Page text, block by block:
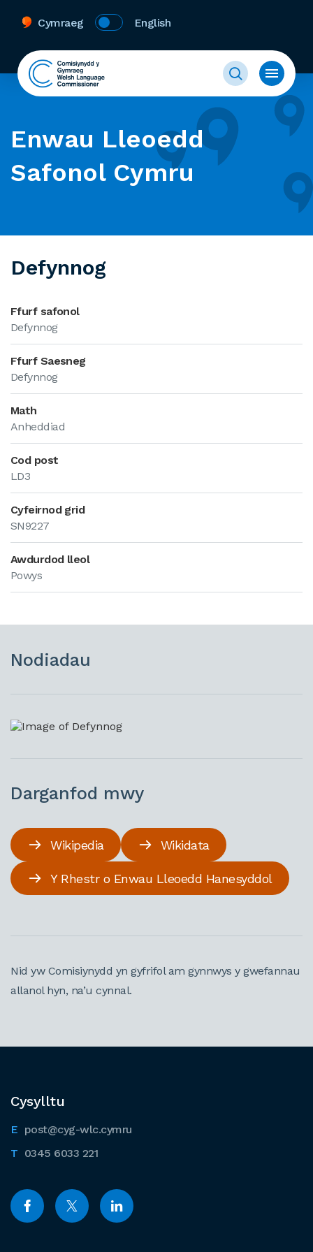
Cymraeg English
Enwau Lleoedd
Safonol Cymru
Defynnog
Ffurf safonol
Defynnog
Ffurf Saesneg
Defynnog
Math
Anheddiad
Cod post
LD3
Cyfeirnod grid
SN9227
Awdurdod lleol
Powys
Nodiadau
Darganfod mwy
Wikipedia Wikidata
Y Rhestr o Enwau Lleoedd Hanesyddol
Nid yw Comisiynydd yn gyfrifol am gynnwys y gwefannau
allanol hyn, na’u cynnal.
Cysylltu
post@cyg-wlc.cymru
0345 6033 221